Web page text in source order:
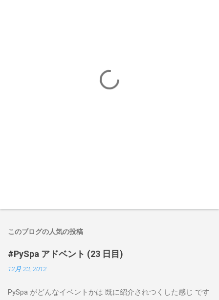
このブログの人気の投稿
#PySpa アドベント (23 日目)
12月 23, 2012
PySpa がどんなイベントかは 既に紹介されつくした感じ です